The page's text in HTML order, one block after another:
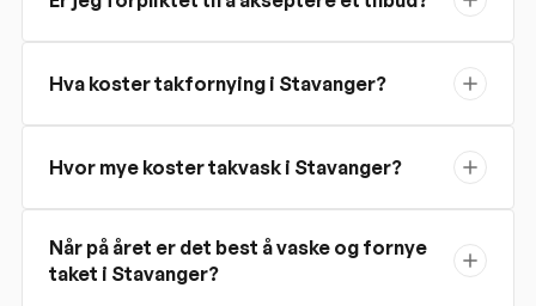
Hva koster takfornying i Stavanger?
Hvor mye koster takvask i Stavanger?
Når på året er det best å vaske og fornye
taket i Stavanger?